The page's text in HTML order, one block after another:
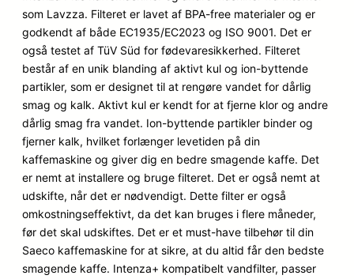
kundebedø
mmelser
som Lavzza. Filteret er lavet af BPA-free materialer og er
godkendt af både EC1935/EC2023 og ISO 9001. Det er
også testet af TüV Süd for fødevaresikkerhed. Filteret
består af en unik blanding af aktivt kul og ion-byttende
partikler, som er designet til at rengøre vandet for dårlig
smag og kalk. Aktivt kul er kendt for at fjerne klor og andre
dårlig smag fra vandet. Ion-byttende partikler binder og
fjerner kalk, hvilket forlænger levetiden på din
kaffemaskine og giver dig en bedre smagende kaffe. Det
er nemt at installere og bruge filteret. Det er også nemt at
udskifte, når det er nødvendigt. Dette filter er også
omkostningseffektivt, da det kan bruges i flere måneder,
før det skal udskiftes. Det er et must-have tilbehør til din
Saeco kaffemaskine for at sikre, at du altid får den bedste
smagende kaffe. Intenza+ kompatibelt vandfilter, passer